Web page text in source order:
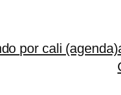
por cali (agenda)